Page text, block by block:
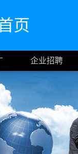
页
企业招聘